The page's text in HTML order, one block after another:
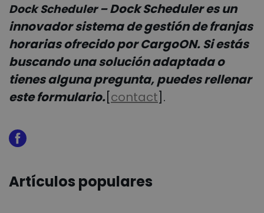
Dock Scheduler –Dock Scheduler es un
innovador sistema de gestión de franjas
horarias ofrecido por CargoON. Si estás
buscando una solución adaptada o
tienes alguna pregunta, puedes rellenar
este formulario.[contact].
Artículos populares